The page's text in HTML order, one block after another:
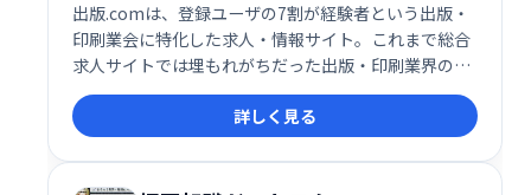
出版.comは、登録ユーザの7割が経験者という出版・
印刷業会に特化した求人・情報サイト。これまで総合
求人サイトでは埋もれがちだった出版・印刷業界の業
種・職種を求職者とダイレクトにつなぎ、着実な採用
に結びつけます。
詳しく見る